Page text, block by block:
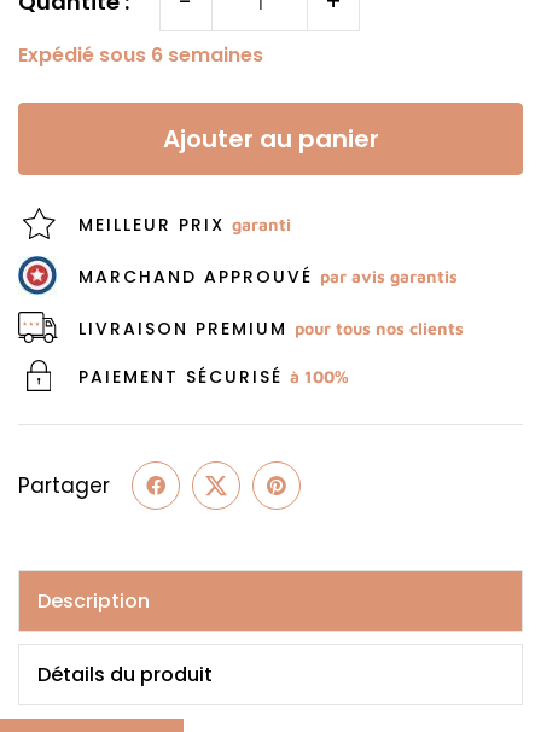
Expédié sous 6 semaines
Ajouter au panier
MEILLEUR PRIX garanti
MARCHAND APPROUVÉ par avis garantis
LIVRAISON PREMIUM pour tous nos clients
PAIEMENT SÉCURISÉ à 100%
Partager
Description
Détails du produit